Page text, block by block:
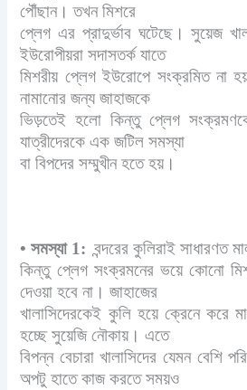
পৌঁছান। তখন মিশরে
প্লেগ এর প্রাদুর্ভাব ঘটেছে। সুয়েজ
ইউরোপীয়রা সদাসতর্ক যাতে
মিশরীয় প্লেগ ইউরোপে সংক্রমিত না
নামানোর জন্য জাহাজকে
ভিড়তেই হলো কিন্তু প্লেগ
যাত্রীদেরকে এক জটিল সমস্যা
বা বিপদের সম্মুখীন হতে হয়।
•সমস্যা 1: বন্দরের কুলিরাই সাধারণত
কিন্তু প্লেগ সংক্রমনের ভয়ে কোনো
দেওয়া হবে না। জাহাজের
খালাসিদেরকেই কুলি হয়ে ক্রেনে করে
হচ্ছে সুয়েজি নৌকায়। এতে
বিপন্ন বেচারা খালাসিদের যেমন বেশি
অপটু হাতে কাজ করতে সময়ও